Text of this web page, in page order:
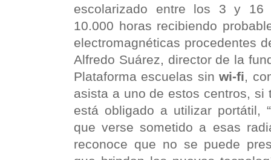
escolarizado entre los 3 y 16
10.000 horas recibiendo
electromagnéticas procedentes
Alfredo Suárez, director de la
Plataforma escuelas sinwi-fi,
asista a uno de estos centros, si
está obligado a utilizar portátil,
que verse sometido a esas
reconoce que no se puede